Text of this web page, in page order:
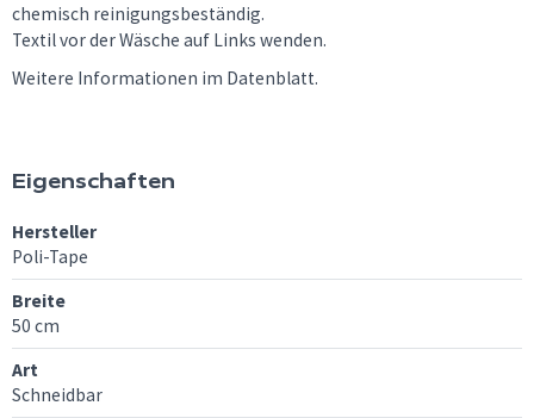
chemisch reinigungsbeständig.
Textil vor der Wäsche auf Links wenden.
Weitere Informationen im Datenblatt.
Eigenschaften
Hersteller
Poli-Tape
Breite
50 cm
Art
Schneidbar